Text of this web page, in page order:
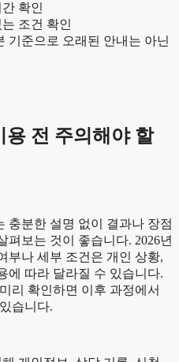
확인
조건 확인
기준으로 오래된 안내는 아닌
전 주의해야 할
충분한 설명 없이 결과나 장점
펴보는 것이 좋습니다. 2026년
부나 세부 조건은 개인 상황,
에 따라 달라질 수 있습니다.
리 확인하면 이후 과정에서
습니다.